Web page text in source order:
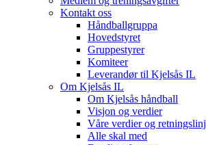
Kontakt oss
Håndballgruppa
Hovedstyret
Gruppestyrer
Komiteer
Leverandør til Kjelsås IL
Om Kjelsås IL
Om Kjelsås håndball
Visjon og verdier
Våre verdier og
Alle skal med